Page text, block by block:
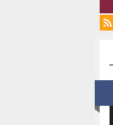
השתמש